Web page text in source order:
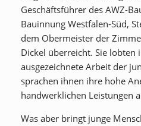
Geschäftsführer des AWZ-
Bauinnung Westfalen-Süd,
dem Obermeister der
Dickel überreicht. Sie
ausgezeichnete Arbeit der
sprachen ihnen ihre hohe
handwerklichen Leistungen
Was aber bringt junge